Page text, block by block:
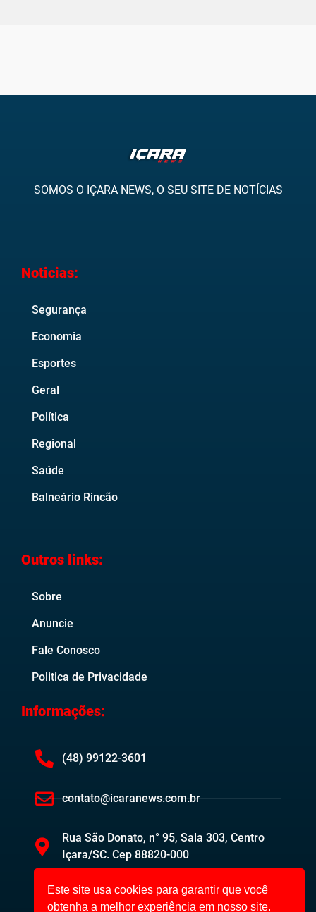
SOMOS O IÇARA NEWS, O SEU SITE DE NOTÍCIAS
Noticias:
Segurança
Economia
Esportes
Geral
Política
Regional
Saúde
Balneário Rincão
Outros links:
Sobre
Anuncie
Fale Conosco
Politica de Privacidade
Informações:
(48) 99122-3601
contato@icaranews.com.br
Rua São Donato, n° 95, Sala 303, Centro
Içara/SC. Cep 88820-000
Este site usa cookies para garantir que você
obtenha a melhor experiência em nosso site.